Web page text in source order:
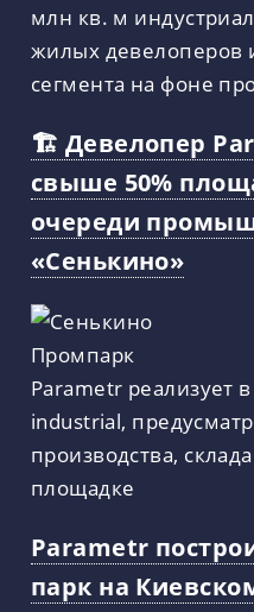
млн кв. м
жилых девелоперов
сегмента на фоне
🏗 Девелопер
свыше 50%
очереди
«Сенькино»
Parametr реализует
industrial,
производства,
площадке
Parametr
парк на